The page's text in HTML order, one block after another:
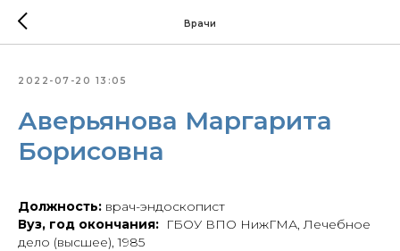
Врачи
2022-07-20 13:05
Аверьянова Маргарита
Борисовна
Должность: врач-эндоскопист
Вуз, год окончания: ГБОУ ВПО НижГМА, Лечебное
дело (высшее), 1985